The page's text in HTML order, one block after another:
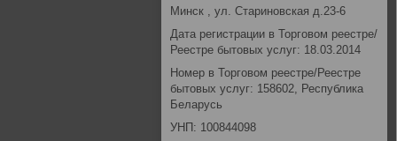
Минск , ул. Стариновская д.23-6
Дата регистрации в Торговом реестре/
Реестре бытовых услуг: 18.03.2014
Номер в Торговом реестре/Реестре
бытовых услуг: 158602, Республика
Беларусь
УНП: 100844098